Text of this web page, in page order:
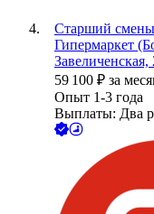
Старший смены
Гипермаркет
Завеличенская,
59 100 ₽ за
Опыт 1-3 года
Выплаты: Два